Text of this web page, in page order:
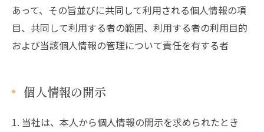
あって、その旨並びに共同して利用される個人情報の項
目、共同して利用する者の範囲、利用する者の利用目的
および当該個人情報の管理について責任を有する者
個人情報の開示
1. 当社は、本人から個人情報の開示を求められたとき